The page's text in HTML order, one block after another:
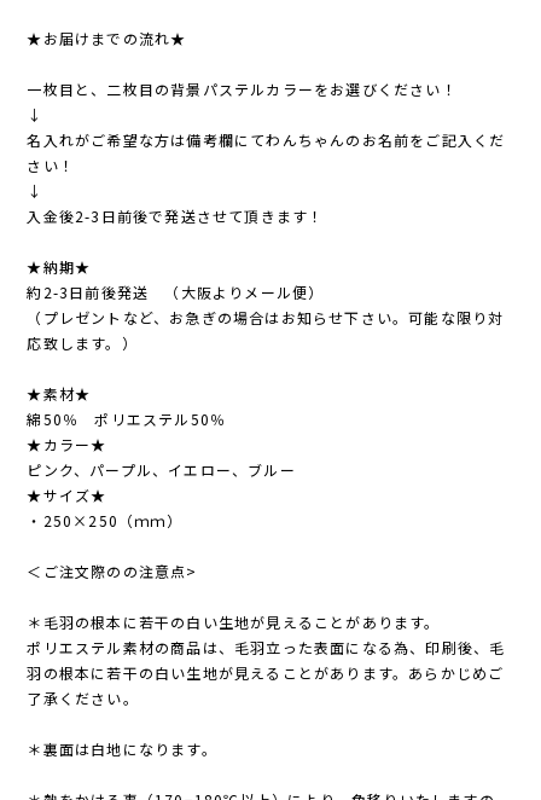
★お届けまでの流れ★
一枚目と、二枚目の背景パステルカラーをお選びください！
↓
名入れがご希望な方は備考欄にてわんちゃんのお名前をご記入くだ
さい！
↓
入金後2-3日前後で発送させて頂きます！
★納期★
約2-3日前後発送 （大阪よりメール便）
（プレゼントなど、お急ぎの場合はお知らせ下さい。可能な限り対
応致します。）
★素材★
綿50％ ポリエステル50％
★カラー★
ピンク、パープル、イエロー、ブルー
★サイズ★
・250×250（ｍｍ）
＜ご注文際のの注意点>
＊毛羽の根本に若干の白い生地が見えることがあります。
ポリエステル素材の商品は、毛羽立った表面になる為、印刷後、毛
羽の根本に若干の白い生地が見えることがあります。あらかじめご
了承ください。
＊裏面は白地になります。